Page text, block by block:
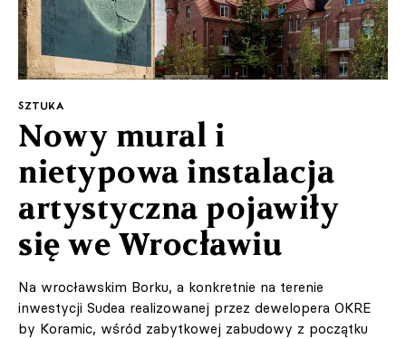
SZTUKA
Nowy mural i
nietypowa instalacja
artystyczna pojawiły
się we Wrocławiu
Na wrocławskim Borku, a konkretnie na terenie
inwestycji Sudea realizowanej przez dewelopera OKRE
by Koramic, wśród zabytkowej zabudowy z początku